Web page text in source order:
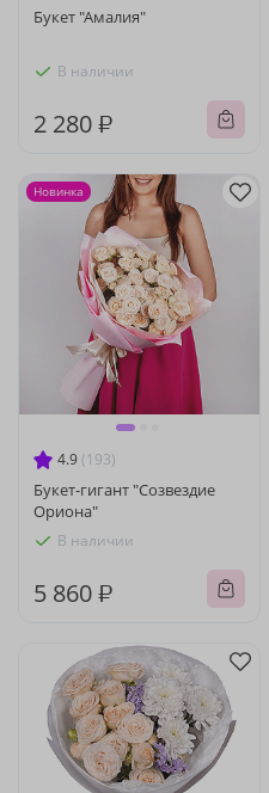
Букет "Амалия"
В наличии
2 280 ₽
4.9 (193)
Букет-гигант "Созвездие
Ориона"
В наличии
5 860 ₽
Новинка